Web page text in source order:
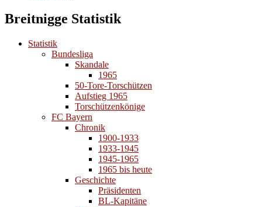
Breitnigge Statistik
Statistik
Bundesliga
Skandale
1965
50-Tore-Torschützen
Aufstieg 1965
Torschützenkönige
FC Bayern
Chronik
1900-1933
1933-1945
1945-1965
1965 bis heute
Geschichte
Präsidenten
BL-Kapitäne